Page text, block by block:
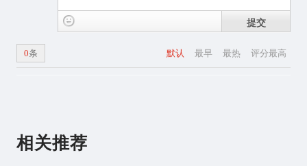
提交
默认 最早 最热 评分最高
0条
相关推荐